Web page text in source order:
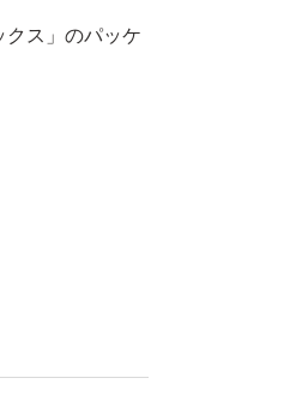
クス」のパッケ